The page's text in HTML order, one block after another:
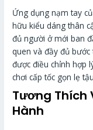
Ứng dụng nạm tay
hữu kiểu dáng thân
đủ người ở mới ban
quen và đầy đủ
được điều chỉnh hợp
chơi cấp tốc gọn lẹ
Tương Thích
Hành